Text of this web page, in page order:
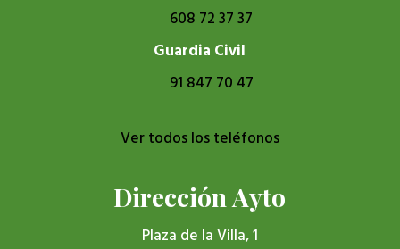
608 72 37 37
Guardia Civil
91 847 70 47
Ver todos los teléfonos
Dirección Ayto
Plaza de la Villa, 1